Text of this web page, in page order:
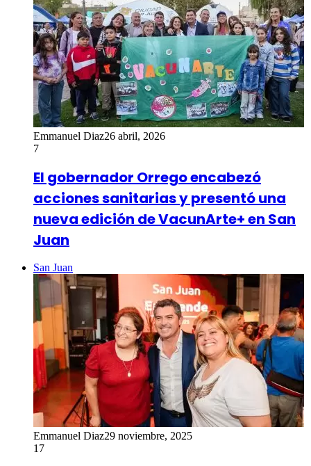
Emmanuel Diaz26 abril, 2026
7
El gobernador Orrego encabezó
acciones sanitarias y presentó una
nueva edición de VacunArte+ en San
Juan
San Juan
Emmanuel Diaz29 noviembre, 2025
17